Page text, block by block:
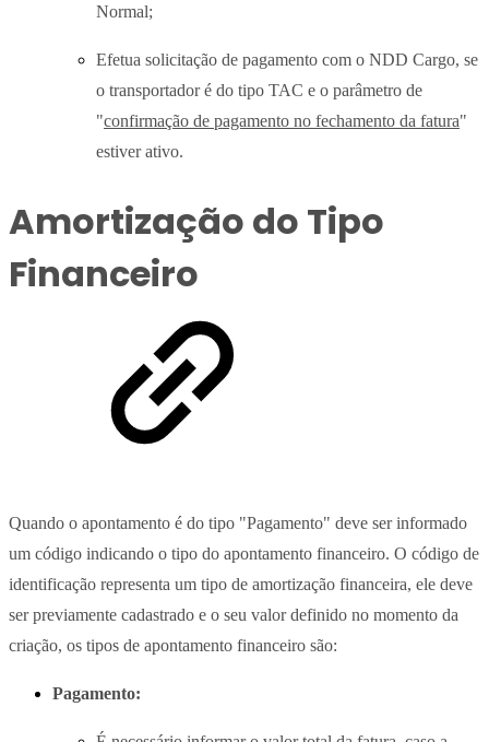
Normal;
Efetua solicitação de pagamento com o NDD Cargo, se
o transportador é do tipo TAC e o parâmetro de
"confirmação de pagamento no fechamento da fatura"
estiver ativo.
Amortização do Tipo
Financeiro
Quando o apontamento é do tipo "Pagamento" deve ser informado
um código indicando o tipo do apontamento financeiro. O código de
identificação representa um tipo de amortização financeira, ele deve
ser previamente cadastrado e o seu valor definido no momento da
criação, os tipos de apontamento financeiro são:
Pagamento: